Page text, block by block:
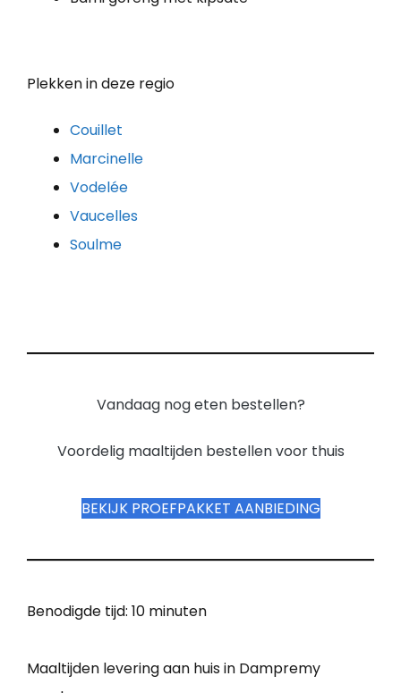
Plekken in deze regio
Couillet
Marcinelle
Vodelée
Vaucelles
Soulme
Vandaag nog eten bestellen?
Voordelig maaltijden bestellen voor thuis
BEKIJK PROEFPAKKET AANBIEDING
Benodigde tijd: 10 minuten
Maaltijden levering aan huis in Dampremy